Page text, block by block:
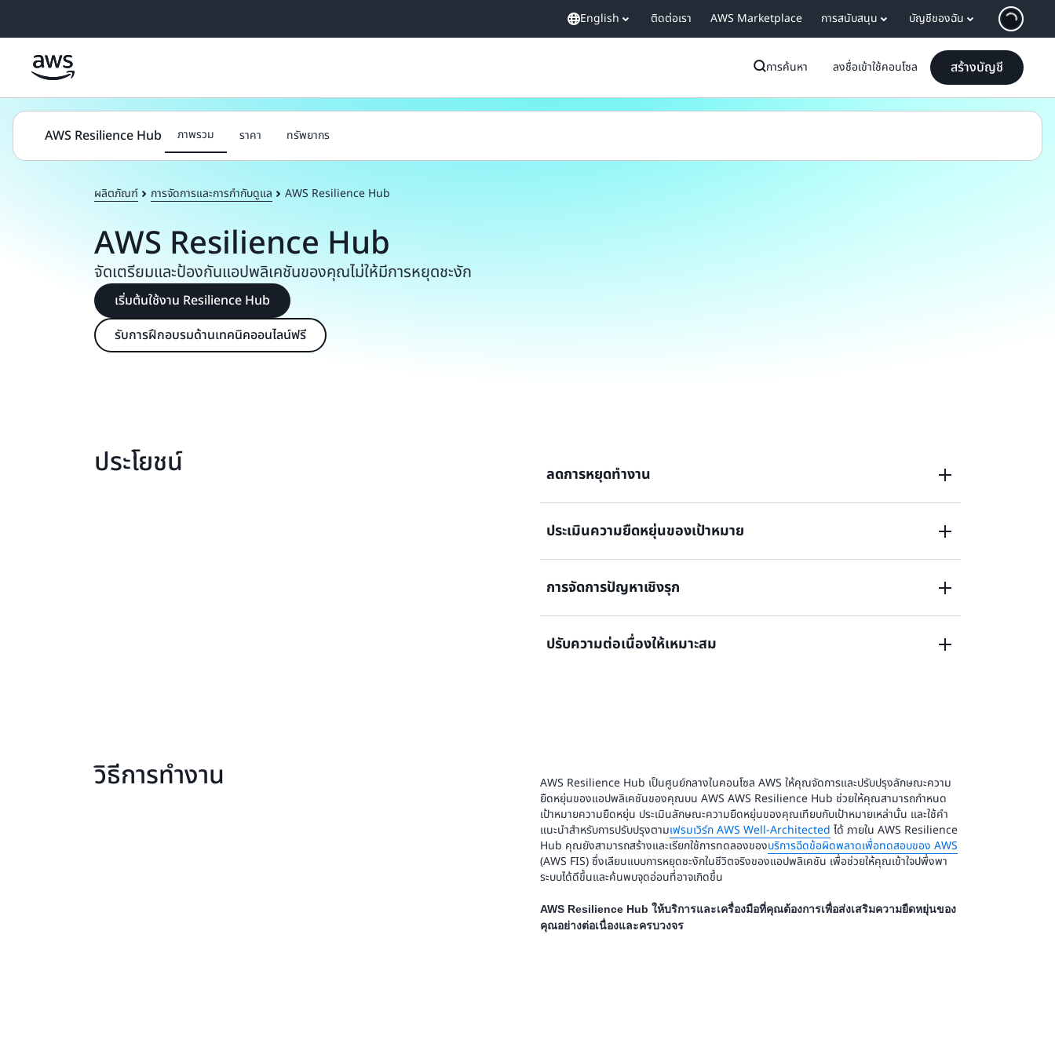
English ติดต่อเรา AWS Marketplace การสนับสนุน บัญชีของฉัน
การค้นหา ลงชื่อเข้าใช้คอนโซล สร้างบัญชี
AWS Resilience Hub ภาพรวม ราคา ทรัพยากร
ผลิตภัณฑ์ การจัดการและการกำกับดูแล AWS Resilience Hub
AWS Resilience Hub
จัดเตรียมและป้องกันแอปพลิเคชันของคุณไม่ให้มีการหยุดชะงัก
เริ่มต้นใช้งาน Resilience Hub
รับการฝึกอบรมด้านเทคนิคออนไลน์ฟรี
ประโยชน์ ลดการหยุดทำงาน
ตรวจสอบความถูกต้องและติดตามความยืดหยุ่นของแอปพลิเคชันอย่างต่อเนื่อง
เพื่อลดการหยุดทำงาน
ประเมินความยืดหยุ่นของเป้าหมาย
กลับไปกู้คืนข้อมูลได้)
การจัดการปัญหาเชิงรุก
ระบุและแก้ไขปัญหาก่อนที่จะเกิดขึ้นในการทำงานจริง
ปรับความต่อเนื่องให้เหมาะสม
วิธีการทำงาน
AWS Resilience Hub เป็นศูนย์กลางในคอนโซล AWS ให้คุณจัดการและปรับปรุงลักษณะความ
ยืดหยุ่นของแอปพลิเคชันของคุณบน AWS AWS Resilience Hub ช่วยให้คุณสามารถกําหนด
เป้าหมายความยืดหยุ่น ประเมินลักษณะความยืดหยุ่นของคุณเทียบกับเป้าหมายเหล่านั้น และใช้คํา
แนะนําสําหรับการปรับปรุงตามเฟรมเวิร์ก AWS Well-Architected ได้ ภายใน AWS Resilience
Hub คุณยังสามารถสร้างและเรียกใช้การทดลองของบริการฉีดข้อผิดพลาดเพื่อทดสอบของ AWS
(AWS FIS) ซึ่งเลียนแบบการหยุดชะงักในชีวิตจริงของแอปพลิเคชัน เพื่อช่วยให้คุณเข้าใจปพึ่งพา
ระบบได้ดีขึ้นและค้นพบจุดอ่อนที่อาจเกิดขึ้น
AWS Resilience Hub ให้บริการและเครื่องมือที่คุณต้องการเพื่อส่งเสริมความยืดหยุ่นของ
คุณอย่างต่อเนื่องและครบวงจร